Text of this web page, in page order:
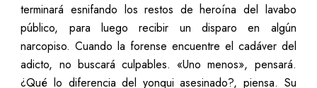
terminará esnifando los restos de heroína del lavabo
público, para luego recibir un disparo en algún
narcopiso. Cuando la forense encuentre el cadáver del
adicto, no buscará culpables. «Uno menos», pensará.
¿Qué lo diferencia del yonqui asesinado?, piensa. Su